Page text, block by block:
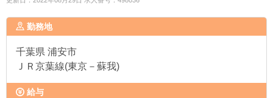
勤務地
千葉県 浦安市
ＪＲ京葉線(東京－蘇我)
給与